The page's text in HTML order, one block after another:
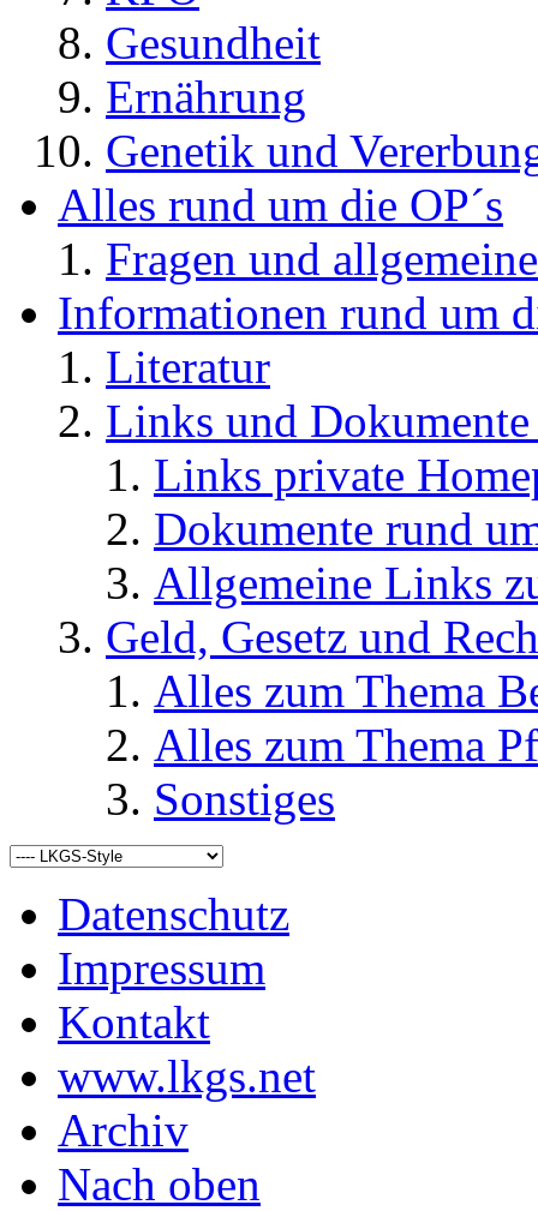
Gesundheit
Ernährung
Genetik und
Alles rund um die OP´s
Fragen und
Informationen rund um
Literatur
Links und
Links private
Dokumente rund
Allgemeine Links
Geld, Gesetz und
Alles zum Thema
Alles zum Thema
Sonstiges
Datenschutz
Impressum
Kontakt
www.lkgs.net
Archiv
Nach oben